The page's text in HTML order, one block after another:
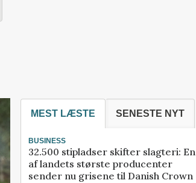
MEST LÆSTE SENESTE NYT
BUSINESS
32.500 stipladser skifter slagteri: En
af landets største producenter
sender nu grisene til Danish Crown